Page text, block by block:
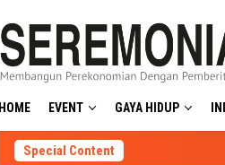
HOME EVENT GAYA HIDUP
Special Content